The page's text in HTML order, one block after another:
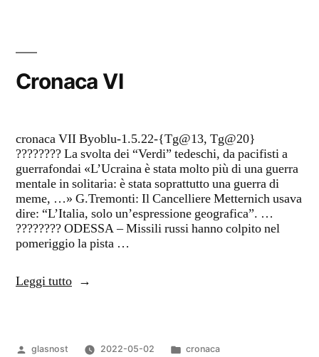
Cronaca VI
cronaca VII Byoblu-1.5.22-{Tg@13, Tg@20}
???????? La svolta dei “Verdi” tedeschi, da pacifisti a
guerrafondai «L’Ucraina è stata molto più di una guerra
mentale in solitaria: è stata soprattutto una guerra di
meme, …» G.Tremonti: Il Cancelliere Metternich usava
dire: “L’Italia, solo un’espressione geografica”. …
???????? ODESSA – Missili russi hanno colpito nel
pomeriggio la pista …
Leggi tutto“Cronaca
Pubblicato
glasnost 2022-05-02
Pubblicato
cronaca